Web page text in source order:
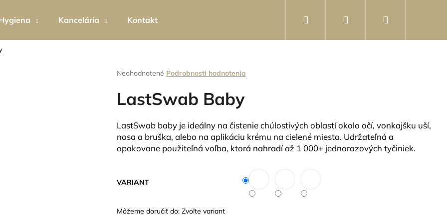
Kancelária Kontakt Prihlásenie
Priemerné
produktu
je
5
hviezdičiek.
Neohodnotené Podrobnosti hodnotenia
LastSwab Baby
LastSwab baby je ideálny na čistenie chúlostivých oblastí okolo očí, vonkajšku uší,
nosa a bruška, alebo na aplikáciu krému na cielené miesta. Udržateľná a
opakovane použiteľná voľba, ktorá nahradí až 1 000+ jednorazových tyčiniek.
VARIANT
Môžeme doručiť do: Zvoľte variant
HĽADAŤ
EKO PERLÁTOR HIHIPPO HP1055
TEKUTÉ MYDLO V PRÁŠKU - SAUSE